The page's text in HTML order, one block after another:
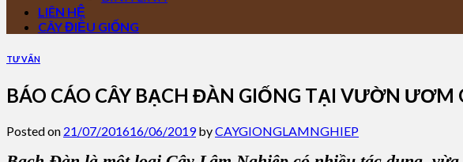
LIÊN HỆ
CÂY ĐIỀU GIỐNG
TƯ VẤN
BÁO CÁO CÂY BẠCH ĐÀN GIỐNG TẠI VƯỜN ƯƠM
Posted on 21/07/201616/06/2019byCAYGIONGLAMNGHIEP